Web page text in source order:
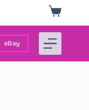
Panier
d’achat
eBay